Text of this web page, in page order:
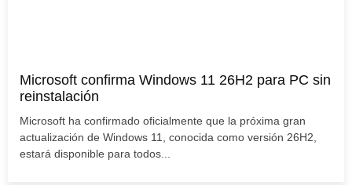
Microsoft confirma Windows 11 26H2 para PC sin
reinstalación
Microsoft ha confirmado oficialmente que la próxima gran
actualización de Windows 11, conocida como versión 26H2,
estará disponible para todos...